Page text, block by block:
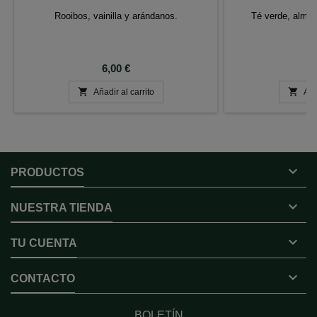
Rooibos, vainilla y arándanos.
Precio
6,00 €
 Añadir al carrito
Té verde,

PRODUCTOS 
NUESTRA TIENDA 
TU CUENTA 
CONTACTO 